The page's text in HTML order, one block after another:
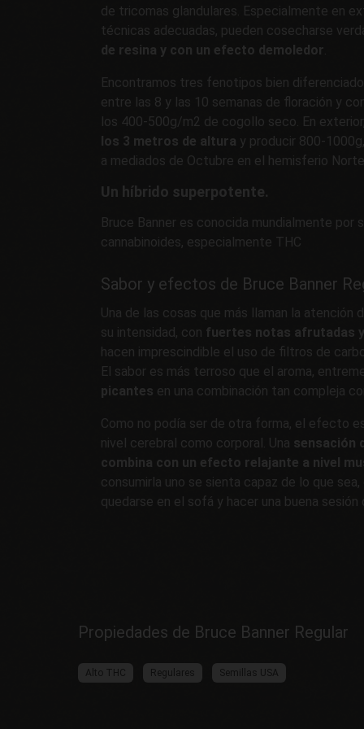
de tricomas glandulares. Especialmente en
técnicas adecuadas, pueden cosecharse
de resina y con un efecto demoledor.
Encontramos tres fenotipos bien
entre las 8 y las 10 semanas de floración y
los 400-500g/m2 de cogollo seco. En exterior,
los 3 metros de altura y producir 800-
a mediados de Octubre en el hemisferio
Un híbrido superpotente.
Bruce Banner es conocida mundialmente por
cannabinoides, especialmente THC
Sabor y efectos de Bruce Banner
Una de las cosas que más llaman la atención
su intensidad, con fuertes notas afrutadas
hacen imprescindible el uso de filtros de
El sabor es más terroso que el aroma,
picantes en una combinación tan compleja
Como no podía ser de otra forma, el efecto
nivel cerebral como corporal. Una sensación
combina con un efecto relajante a nivel
consumirla uno se sienta capaz de lo que
quedarse en el sofá y hacer una buena sesión
Propiedades de Bruce Banner Regular
Alto THC Regulares Semillas USA